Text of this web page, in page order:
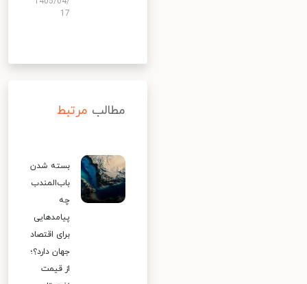
17
مطالب مرتبط
بسته شدن
باب‌المندب
چه
پیامدهایی
برای اقتصاد
جهان دارد؟؛
از قیمت